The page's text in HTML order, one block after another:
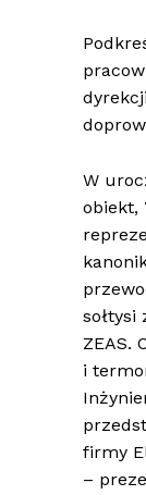
W
obiekt,
sołtysi
ZEAS.
i
firmy
–